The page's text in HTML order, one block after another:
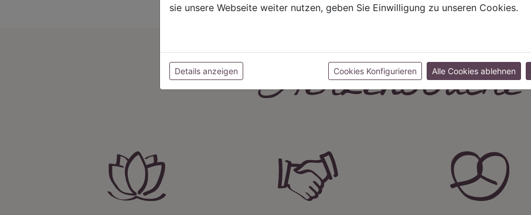
Herzenssache:
sie unsere Webseite weiter nutzen, geben Sie Einwilligung zu unseren Cookies.
Details anzeigen Cookies Konfigurieren Alle Cookies ablehnen